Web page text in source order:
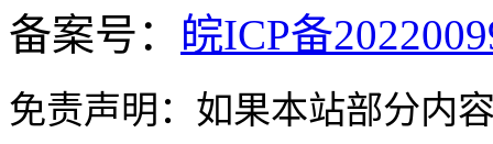
备案号： 皖ICP备
免责声明：如果本站部分内